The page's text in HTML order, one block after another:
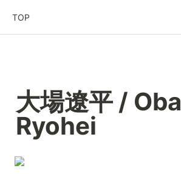
TOP
大場遼平 / Oba
Ryohei